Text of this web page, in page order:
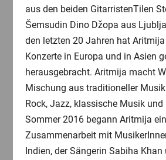
aus den beiden GitarristenTilen
Šemsudin Dino Džopa aus
den letzten 20 Jahren hat
Konzerte in Europa und in Asien
herausgebracht. Aritmija macht
Mischung aus traditioneller
Rock, Jazz, klassische Musik und
Sommer 2016 begann Aritmija
Zusammenarbeit mit
Indien, der Sängerin Sabiha Khan